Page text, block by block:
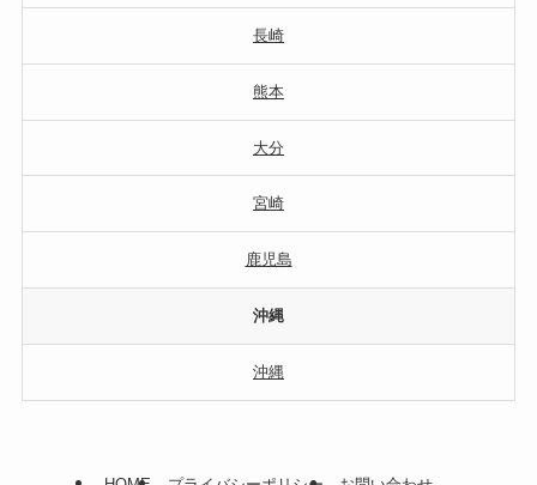
長崎
熊本
大分
宮崎
鹿児島
沖縄
沖縄